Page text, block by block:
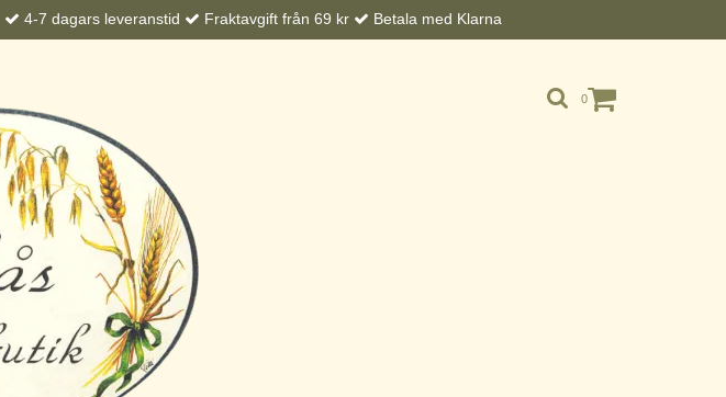
4-7 dagars leveranstid Fraktavgift från 69 kr Betala med Klarna
0